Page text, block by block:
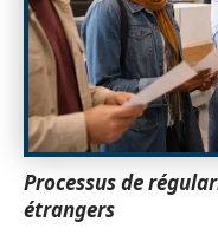
Processus de
étrangers